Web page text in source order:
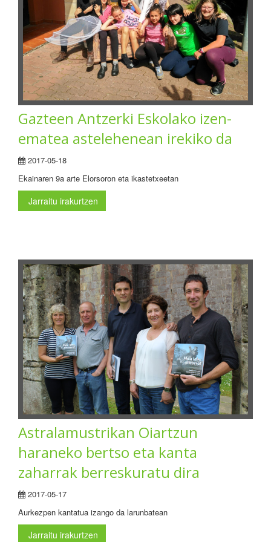
Gazteen Antzerki Eskolako izen-
ematea astelehenean irekiko da
2017-05-18
Ekainaren 9a arte Elorsoron eta ikastetxeetan
Jarraitu irakurtzen
Astralamustrikan Oiartzun
haraneko bertso eta kanta
zaharrak berreskuratu dira
2017-05-17
Aurkezpen kantatua izango da larunbatean
Jarraitu irakurtzen